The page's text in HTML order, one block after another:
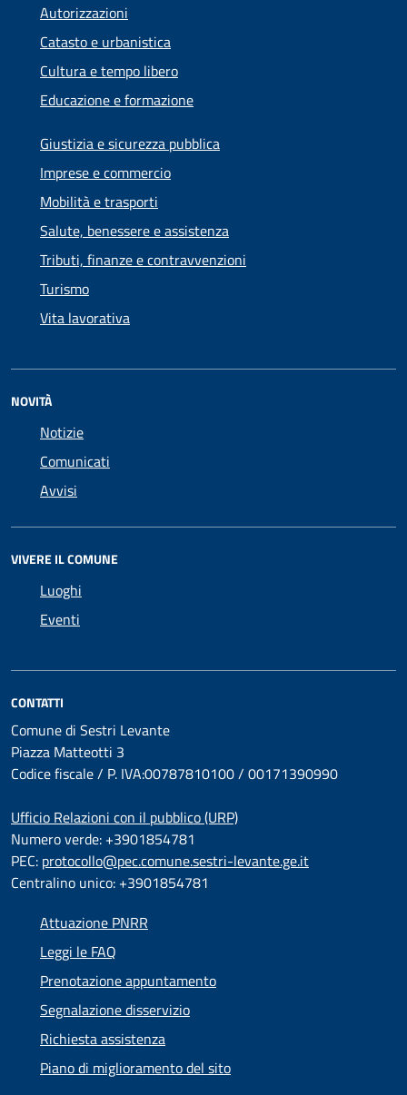
Autorizzazioni
Catasto e urbanistica
Cultura e tempo libero
Educazione e formazione
Giustizia e sicurezza pubblica
Imprese e commercio
Mobilità e trasporti
Salute, benessere e assistenza
Tributi, finanze e contravvenzioni
Turismo
Vita lavorativa
NOVITÀ
Notizie
Comunicati
Avvisi
VIVERE IL COMUNE
Luoghi
Eventi
CONTATTI
Comune di Sestri Levante
Piazza Matteotti 3
Codice fiscale / P. IVA:00787810100 / 00171390990
Ufficio Relazioni con il pubblico (URP)
Numero verde: +3901854781
PEC: protocollo@pec.comune.sestri-levante.ge.it
Centralino unico: +3901854781
Attuazione PNRR
Leggi le FAQ
Prenotazione appuntamento
Segnalazione disservizio
Richiesta assistenza
Piano di miglioramento del sito